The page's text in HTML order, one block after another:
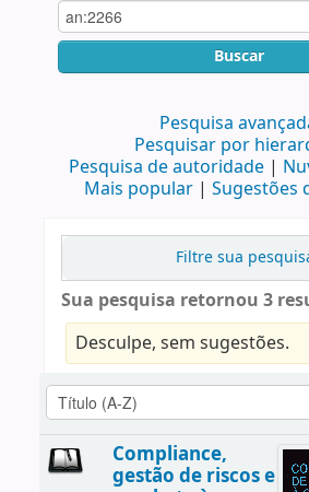
Buscar
Pesquisa
Pesquisar por
Pesquisa de autoridade
Mais popular
Sugestões
Filtre sua
Sua pesquisa retornou 3
Desculpe, sem sugestões.
Compliance,
gestão de riscos e